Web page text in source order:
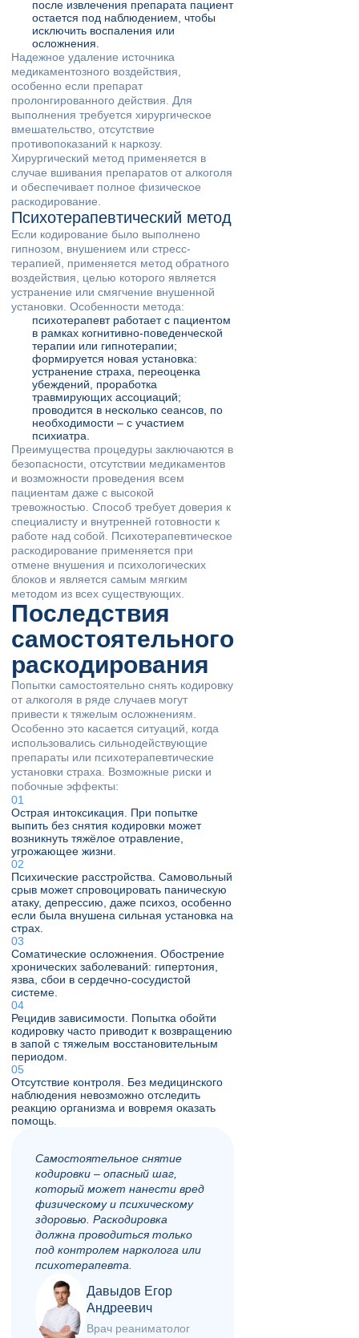
после извлечения препарата пациент
остается под наблюдением, чтобы
исключить воспаления или
осложнения.
Надежное удаление источника
медикаментозного воздействия,
особенно если препарат
пролонгированного действия. Для
выполнения требуется хирургическое
вмешательство, отсутствие
противопоказаний к наркозу.
Хирургический метод применяется в
случае вшивания препаратов от алкоголя
и обеспечивает полное физическое
раскодирование.
Психотерапевтический метод
Если кодирование было выполнено
гипнозом, внушением или стресс-
терапией, применяется метод обратного
воздействия, целью которого является
устранение или смягчение внушенной
установки. Особенности метода:
психотерапевт работает с пациентом
в рамках когнитивно-поведенческой
терапии или гипнотерапии;
формируется новая установка:
устранение страха, переоценка
убеждений, проработка
травмирующих ассоциаций;
проводится в несколько сеансов, по
необходимости – с участием
психиатра.
Преимущества процедуры заключаются в
безопасности, отсутствии медикаментов
и возможности проведения всем
пациентам даже с высокой
тревожностью. Способ требует доверия к
специалисту и внутренней готовности к
работе над собой. Психотерапевтическое
раскодирование применяется при
отмене внушения и психологических
блоков и является самым мягким
методом из всех существующих.
Последствия
самостоятельного
раскодирования
Попытки самостоятельно снять кодировку
от алкоголя в ряде случаев могут
привести к тяжелым осложнениям.
Особенно это касается ситуаций, когда
использовались сильнодействующие
препараты или психотерапевтические
установки страха. Возможные риски и
побочные эффекты:
Острая интоксикация. При попытке
выпить без снятия кодировки может
возникнуть тяжёлое отравление,
угрожающее жизни.
Психические расстройства. Самовольный
срыв может спровоцировать паническую
атаку, депрессию, даже психоз, особенно
если была внушена сильная установка на
страх.
Соматические осложнения. Обострение
хронических заболеваний: гипертония,
язва, сбои в сердечно-сосудистой
системе.
Рецидив зависимости. Попытка обойти
кодировку часто приводит к возвращению
в запой с тяжелым восстановительным
периодом.
Отсутствие контроля. Без медицинского
наблюдения невозможно отследить
реакцию организма и вовремя оказать
помощь.
Самостоятельное снятие
кодировки – опасный шаг,
который может нанести вред
физическому и психическому
здоровью. Раскодировка
должна проводиться только
под контролем нарколога или
психотерапевта.
Давыдов Егор
Андреевич
Врач реаниматолог